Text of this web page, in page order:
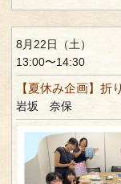
8月22日（土）
13:00〜14:30
【夏休み企画】折
岩坂 奈保